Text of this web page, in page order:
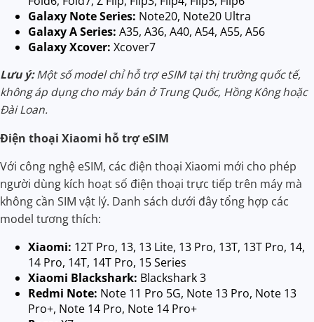
Galaxy Note Series: Note20, Note20 Ultra
Galaxy A Series: A35, A36, A40, A54, A55, A56
Galaxy Xcover: Xcover7
Lưu ý:Một số model chỉ hỗ trợ eSIM tại thị trường quốc tế,
không áp dụng cho máy bán ở Trung Quốc, Hồng Kông hoặc
Đài Loan.
Điện thoại Xiaomi hỗ trợ eSIM
Với công nghệ eSIM, các điện thoại Xiaomi mới cho phép
người dùng kích hoạt số điện thoại trực tiếp trên máy mà
không cần SIM vật lý. Danh sách dưới đây tổng hợp các
model tương thích:
Xiaomi: 12T Pro, 13, 13 Lite, 13 Pro, 13T, 13T Pro, 14,
14 Pro, 14T, 14T Pro, 15 Series
Xiaomi Blackshark: Blackshark 3
Redmi Note: Note 11 Pro 5G, Note 13 Pro, Note 13
Pro+, Note 14 Pro, Note 14 Pro+